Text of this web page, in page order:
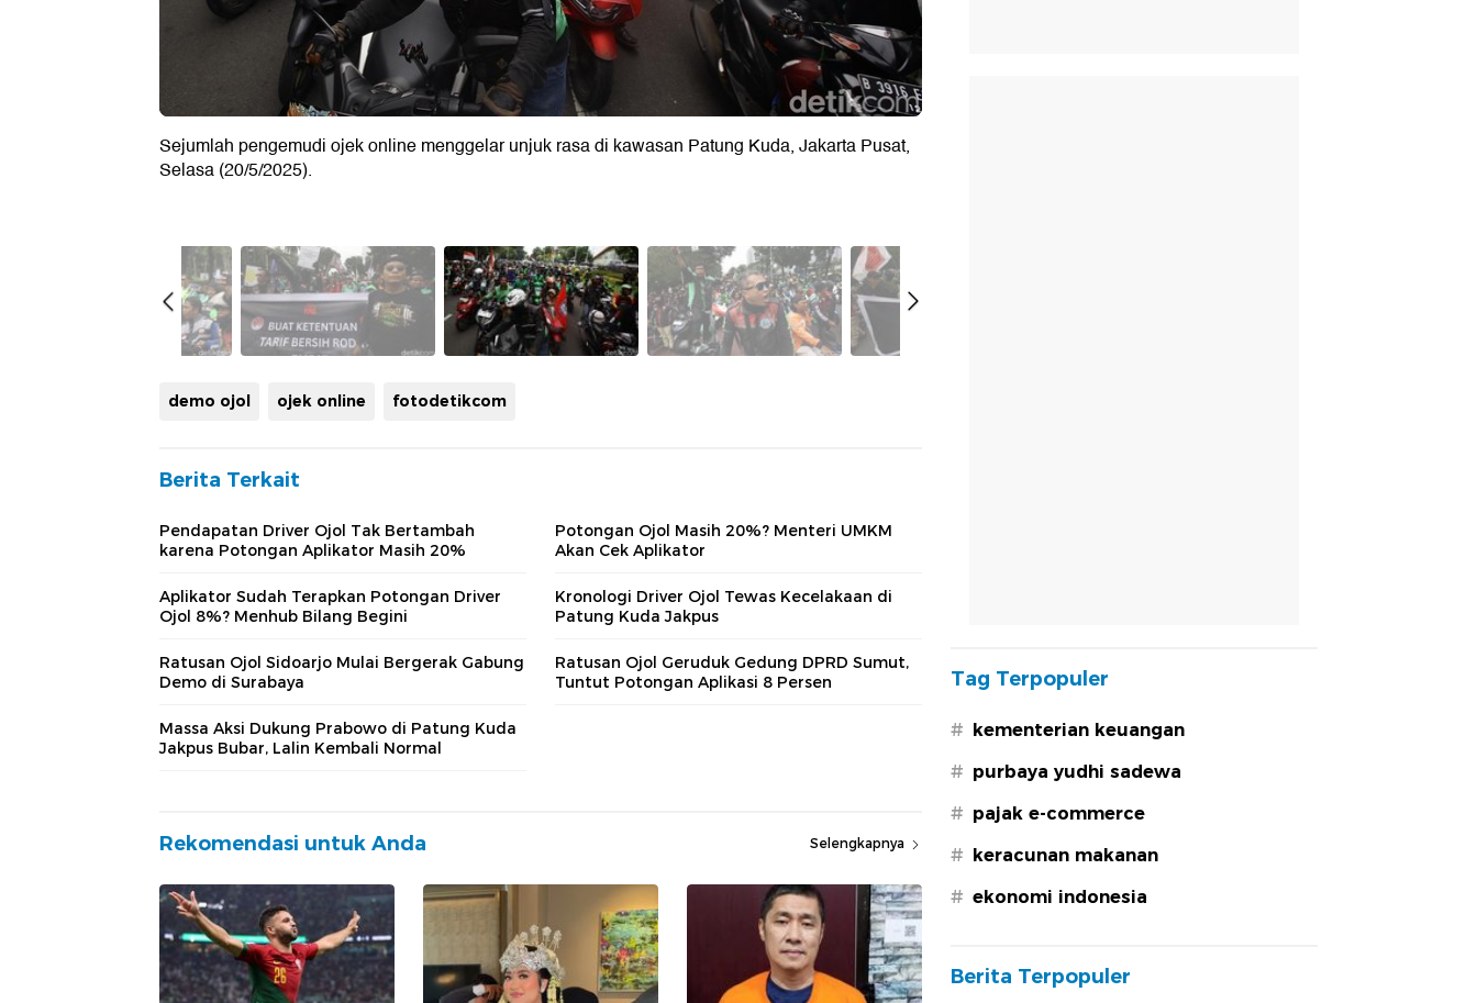
Sejumlah pengemudi ojek online menggelar unjuk rasa di kawasan Patung Kuda, Jakarta Pusat,
Selasa (20/5/2025).
demo ojol ojek online fotodetikcom
Berita Terkait
Pendapatan Driver Ojol Tak Bertambah
karena Potongan Aplikator Masih 20%
Potongan Ojol Masih 20%? Menteri UMKM
Akan Cek Aplikator
Aplikator Sudah Terapkan Potongan Driver
Ojol 8%? Menhub Bilang Begini
Kronologi Driver Ojol Tewas Kecelakaan di
Patung Kuda Jakpus
Ratusan Ojol Sidoarjo Mulai Bergerak Gabung
Demo di Surabaya
Ratusan Ojol Geruduk Gedung DPRD Sumut,
Tuntut Potongan Aplikasi 8 Persen
Massa Aksi Dukung Prabowo di Patung Kuda
Jakpus Bubar, Lalin Kembali Normal
Rekomendasi untuk Anda Selengkapnya
Tag Terpopuler
# kementerian keuangan
# purbaya yudhi sadewa
# pajak e-commerce
# keracunan makanan
# ekonomi indonesia
Berita Terpopuler